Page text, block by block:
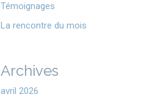
Témoignages
La rencontre du mois
Archives
avril 2026